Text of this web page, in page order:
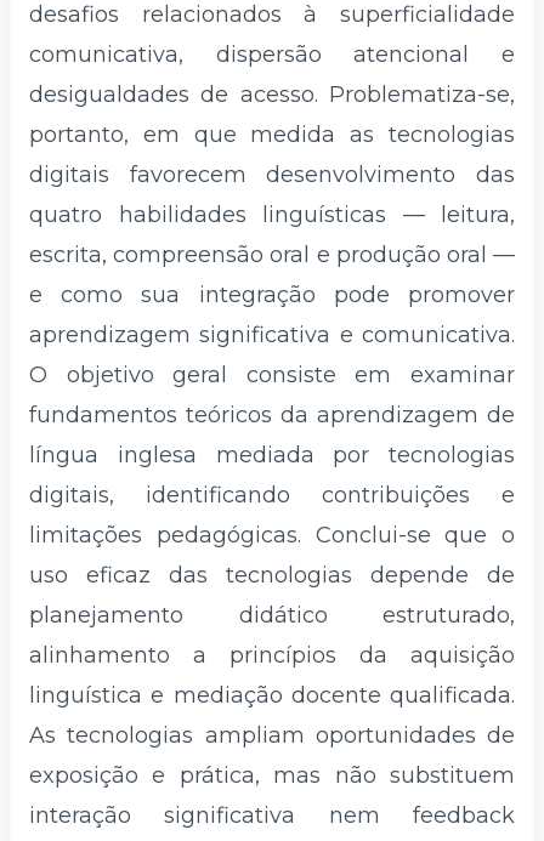
desafios relacionados à superficialidade
comunicativa, dispersão atencional e
desigualdades de acesso. Problematiza-se,
portanto, em que medida as tecnologias
digitais favorecem desenvolvimento das
quatro habilidades linguísticas — leitura,
escrita, compreensão oral e produção oral —
e como sua integração pode promover
aprendizagem significativa e comunicativa.
O objetivo geral consiste em examinar
fundamentos teóricos da aprendizagem de
língua inglesa mediada por tecnologias
digitais, identificando contribuições e
limitações pedagógicas. Conclui-se que o
uso eficaz das tecnologias depende de
planejamento didático estruturado,
alinhamento a princípios da aquisição
linguística e mediação docente qualificada.
As tecnologias ampliam oportunidades de
exposição e prática, mas não substituem
interação significativa nem feedback